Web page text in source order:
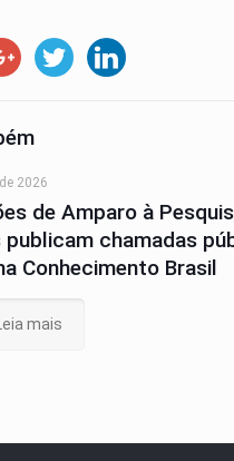
2026
de Amparo à
chamadas
Conhecimento Brasil
Leia mais